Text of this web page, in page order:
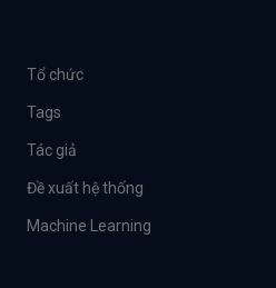
Tổ chức
Tags
Tác giả
Đề xuất hệ thống
Machine Learning